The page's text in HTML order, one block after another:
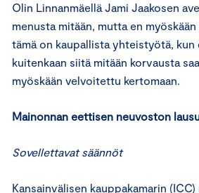
Olin Linnanmäellä Jami Jaakosen
menusta mitään, mutta en
tämä on kaupallista yhteistyötä,
kuitenkaan siitä mitään korvausta
myöskään velvoitettu kertomaan.
Mainonnan eettisen neuvoston
Sovellettavat säännöt
Kansainvälisen kauppakamarin